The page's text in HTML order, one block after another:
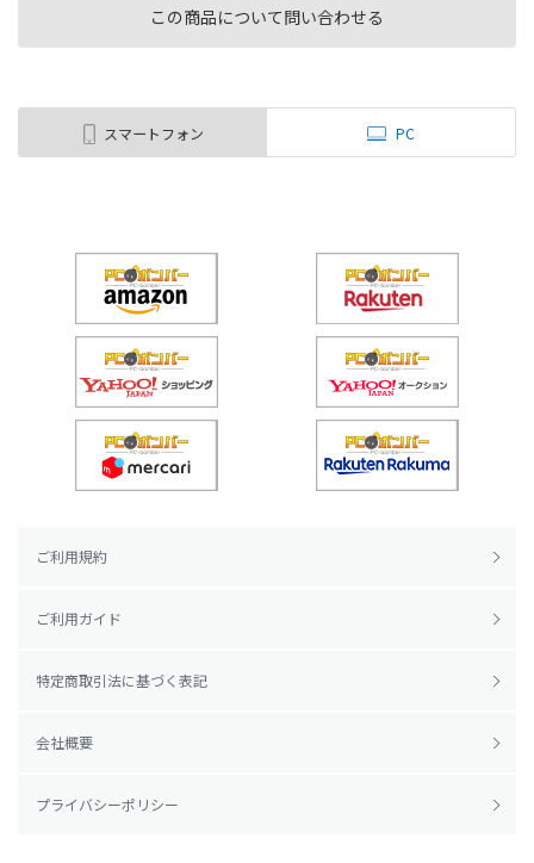
この商品について問い合わせる
スマートフォン PC
ご利用規約
ご利用ガイド
特定商取引法に基づく表記
会社概要
プライバシーポリシー